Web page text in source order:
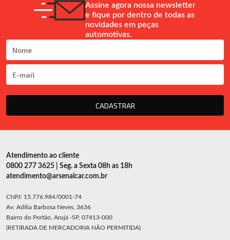
Assine agora nossa newsletter
e fique por dentro de todas as
novidades em peças
automotivas.
CADASTRAR
Atendimento ao cliente
0800 277 3625 | Seg. a Sexta 08h as 18h
atendimento@arsenalcar.com.br
CNPJ: 15.776.984/0001-74
Av. Adília Barbosa Neves, 3636
Bairro do Portão, Arujá -SP, 07413-000
(RETIRADA DE MERCADORIA NÃO PERMITIDA)